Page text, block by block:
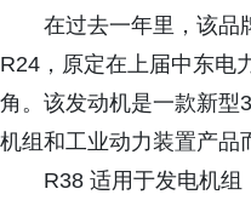
在过去一年里，该品
R24，原定在上届中东电
角。该发动机是一款新型
机组和工业动力装置产品
R38 适用于发电机